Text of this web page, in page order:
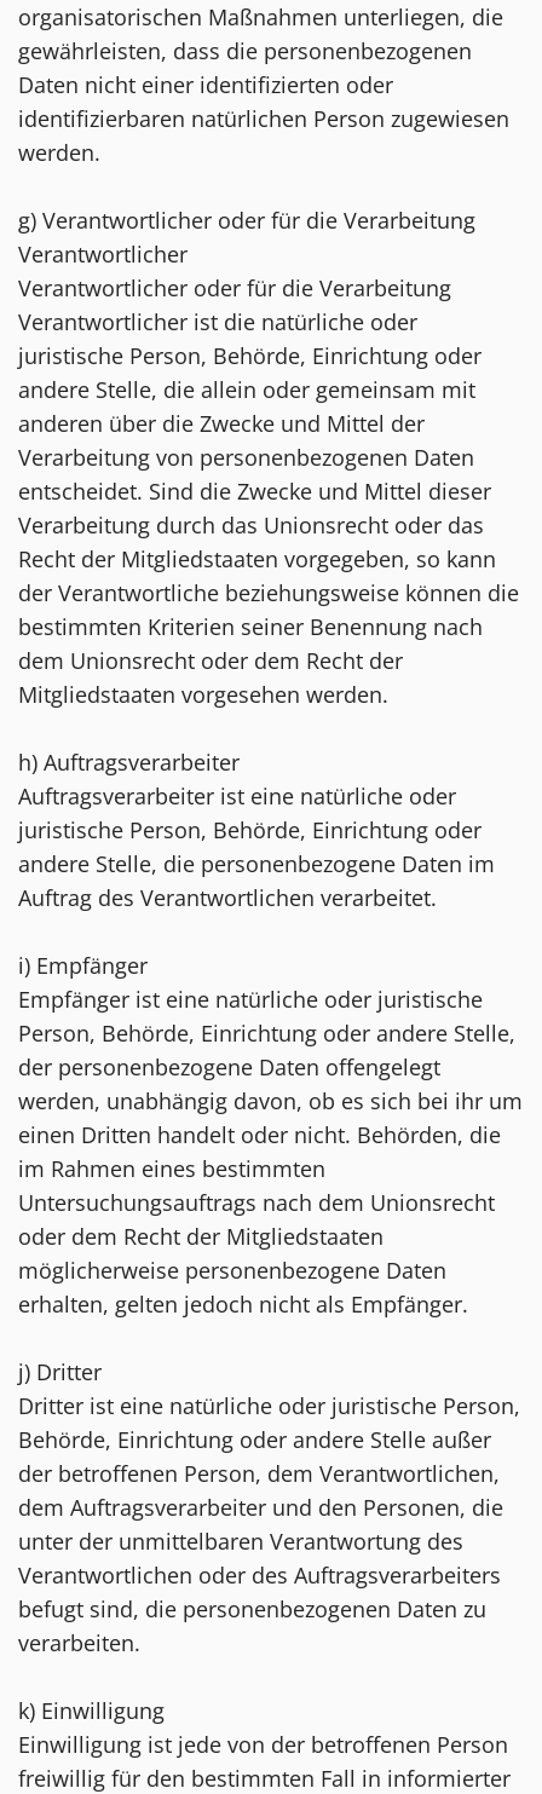
organisatorischen Maßnahmen unterliegen, die
gewährleisten, dass die personenbezogenen
Daten nicht einer identifizierten oder
identifizierbaren natürlichen Person zugewiesen
werden.
g) Verantwortlicher oder für die Verarbeitung
Verantwortlicher
Verantwortlicher oder für die Verarbeitung
Verantwortlicher ist die natürliche oder
juristische Person, Behörde, Einrichtung oder
andere Stelle, die allein oder gemeinsam mit
anderen über die Zwecke und Mittel der
Verarbeitung von personenbezogenen Daten
entscheidet. Sind die Zwecke und Mittel dieser
Verarbeitung durch das Unionsrecht oder das
Recht der Mitgliedstaaten vorgegeben, so kann
der Verantwortliche beziehungsweise können die
bestimmten Kriterien seiner Benennung nach
dem Unionsrecht oder dem Recht der
Mitgliedstaaten vorgesehen werden.
h) Auftragsverarbeiter
Auftragsverarbeiter ist eine natürliche oder
juristische Person, Behörde, Einrichtung oder
andere Stelle, die personenbezogene Daten im
Auftrag des Verantwortlichen verarbeitet.
i) Empfänger
Empfänger ist eine natürliche oder juristische
Person, Behörde, Einrichtung oder andere Stelle,
der personenbezogene Daten offengelegt
werden, unabhängig davon, ob es sich bei ihr um
einen Dritten handelt oder nicht. Behörden, die
im Rahmen eines bestimmten
Untersuchungsauftrags nach dem Unionsrecht
oder dem Recht der Mitgliedstaaten
möglicherweise personenbezogene Daten
erhalten, gelten jedoch nicht als Empfänger.
j) Dritter
Dritter ist eine natürliche oder juristische Person,
Behörde, Einrichtung oder andere Stelle außer
der betroffenen Person, dem Verantwortlichen,
dem Auftragsverarbeiter und den Personen, die
unter der unmittelbaren Verantwortung des
Verantwortlichen oder des Auftragsverarbeiters
befugt sind, die personenbezogenen Daten zu
verarbeiten.
k) Einwilligung
Einwilligung ist jede von der betroffenen Person
freiwillig für den bestimmten Fall in informierter